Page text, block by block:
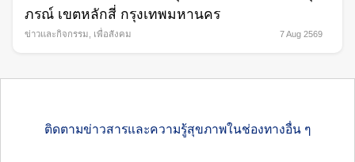
ภรณ์ เขตหลักสี่ กรุงเทพมหานคร
ข่าวและกิจกรรม เพื่อสังคม 7 Aug 2569
ติดตามข่าวสารและความรู้สุขภาพในช่องทางอื่น ๆ